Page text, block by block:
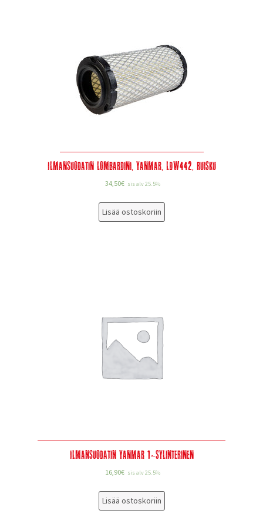
Ilmansuodatin Lombardini, Yanmar, LDW442, Ruisku
34,50€ sis alv 25.5%
Lisää ostoskoriin
Ilmansuodatin Yanmar 1-sylinterinen
16,90€ sis alv 25.5%
Lisää ostoskoriin